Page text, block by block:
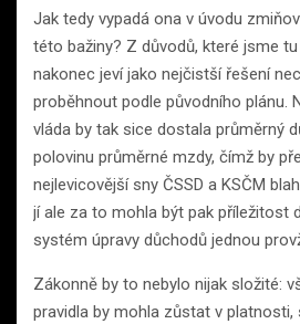
Jak tedy vypadá ona v úvodu
této bažiny? Z důvodů, které jsme
nakonec jeví jako nejčistší řešení
proběhnout podle původního plánu.
vláda by tak sice dostala průměrný
polovinu průměrné mzdy, čímž by
nejlevicovější sny ČSSD a KSČM
jí ale za to mohla být pak příležitost
systém úpravy důchodů jednou
Zákonně by to nebylo nijak složité:
pravidla by mohla zůstat v